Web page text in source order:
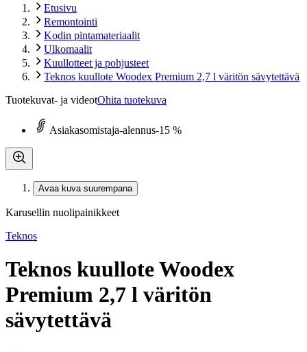
Etusivu
Remontointi
Kodin pintamateriaalit
Ulkomaalit
Kuullotteet ja pohjusteet
Teknos kuullote Woodex Premium 2,7 l väritön sävytettävä
Tuotekuvat- ja videotOhita tuotekuva
Asiakasomistaja-alennus-15 %
Avaa kuva suurempana
Karusellin nuolipainikkeet
Teknos
Teknos kuullote Woodex
Premium 2,7 l väritön
sävytettävä